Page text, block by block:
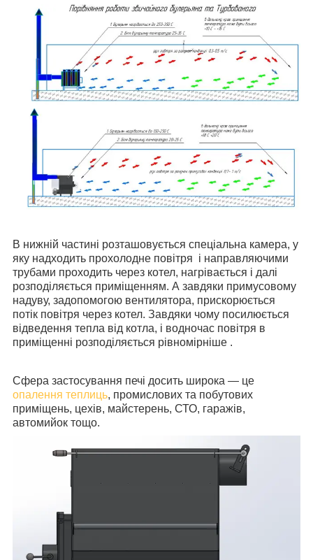
В нижній частині розташовується спеціальна камера, у
яку надходить прохолодне повітря і направляючими
трубами проходить через котел, нагрівається і далі
розподіляється приміщенням. А завдяки примусовому
надуву, задопомогою вентилятора, прискорюється
потік повітря через котел. Завдяки чому посилюється
відведення тепла від котла, і водночас повітря в
приміщенні розподіляється рівномірніше .
Сфера застосування печі досить широка — це
опалення теплиць, промислових та побутових
приміщень, цехів, майстерень, СТО, гаражів,
автомийок тощо.